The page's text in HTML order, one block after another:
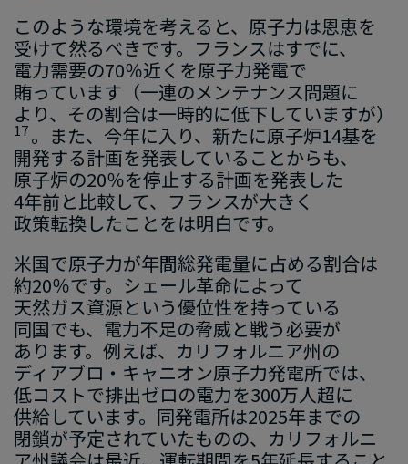
このような​環境を​考えると、​原子力は​恩恵を​
受けて​然るべきです。​フランスは​すでに、​
電力需要の​70％近くを​原子力発電で​
賄っています ​（一連の​メンテナンス問題に​
より、​その​割合は​一時的に​低下していますが）
17。 ​また、​今年に​入り、​新たに​原子炉14基を​
開発する​計画を​発表している​ことからも、
原子炉の​20％を​停止する​計画を​発表した
4年前と​比較して、​フランスが​大きく
政策転換した​ことを​は​明白です。
米国で​原子力が​年間総発電量に​占める​割合は
約20％です。​シェール革命に​よって
天然ガス資源と​いう​優位性を​持っている
同国でも、 ​電力不足の​脅威と​戦う​必要が​
あ ります。​例えば、​カリフォルニア州の​
ディアブロ・キャニオン原子力発電所では、
低コストで​排出ゼロの​電力を​300万人超に
供給しています。 ​同発電所は​2025年までの​
閉鎖が予定されていたものの、 カリフォルニ